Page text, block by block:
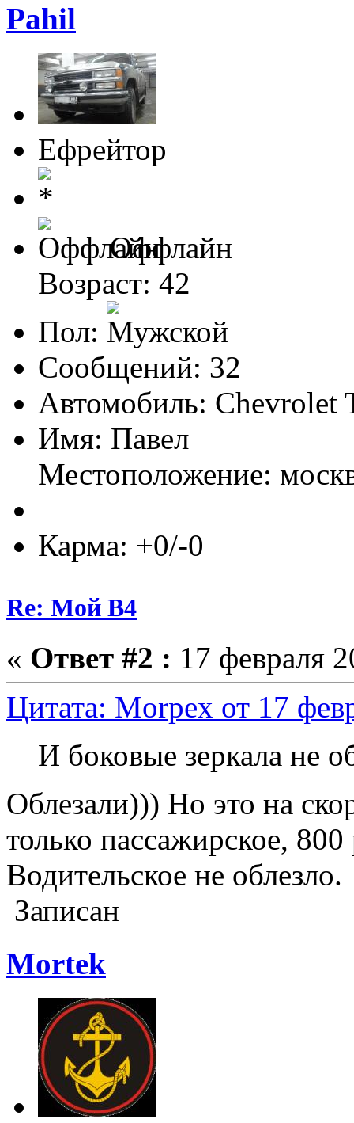
Pahil
Ефрейтор
Оффлайн
Возраст: 42
Пол:
Сообщений: 32
Автомобиль: Chevrolet
Имя: Павел
Местоположение:
Карма: +0/-0
Re: Мой B4
« Ответ #2 : 17 февраля
Цитата: Morpex от 17
И боковые зеркала не
Облезали))) Но это на
только пассажирское,
Водительское не облезло.
Записан
Mortek